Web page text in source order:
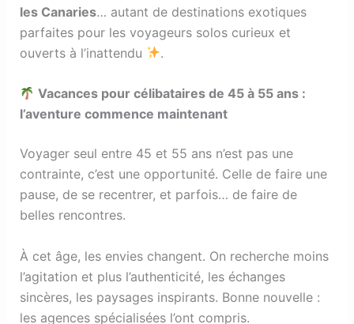
les Canaries… autant de destinations exotiques
parfaites pour les voyageurs solos curieux et
ouverts à l’inattendu
.
Vacances pour célibataires de 45 à 55 ans :
l’aventure commence maintenant
Voyager seul entre 45 et 55 ans n’est pas une
contrainte, c’est une opportunité. Celle de faire une
pause, de se recentrer, et parfois… de faire de
belles rencontres.
À cet âge, les envies changent. On recherche moins
l’agitation et plus l’authenticité, les échanges
sincères, les paysages inspirants. Bonne nouvelle :
les agences spécialisées l’ont compris.